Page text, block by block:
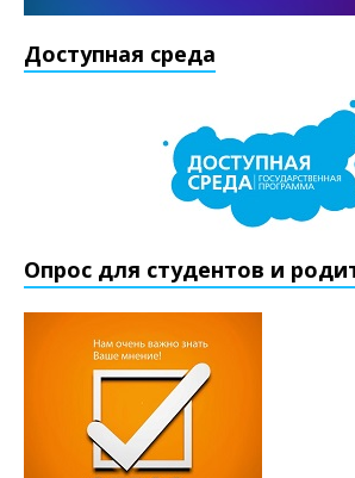
Доступная среда
Опрос для студентов и